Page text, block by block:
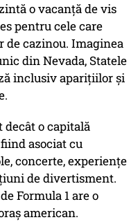
o vacanță de vis
pentru cele care
de cazinou. Imaginea
din Nevada, Statele
inclusiv aparițiilor și
decât o capitală
asociat cu
concerte, experiențe
de divertisment.
Formula 1 are o
american.